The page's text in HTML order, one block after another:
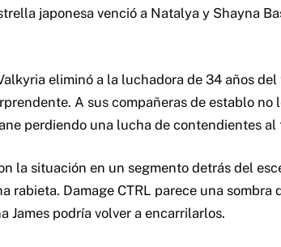
japonesa venció a Natalya y Shayna
eliminó a la luchadora de 34 años del
A sus compañeras de establo no
perdiendo una lucha de contendientes
la situación en un segmento detrás del
rabieta. Damage CTRL parece una
James podría volver a encarrilarlos.